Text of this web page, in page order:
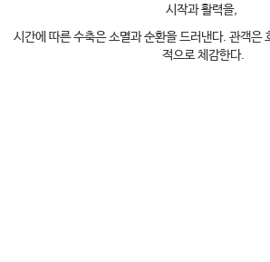
시작과 활력을,
시간에 따른 수축은 소멸과 순환을 드러낸다. 관객은
적으로 체감한다.